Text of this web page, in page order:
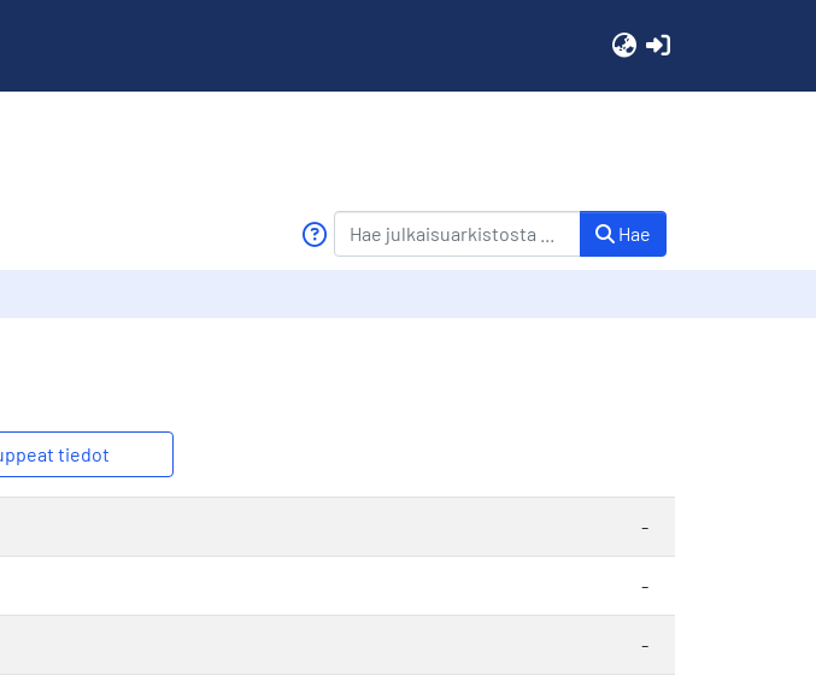
Hae
tiedot
-
-
-